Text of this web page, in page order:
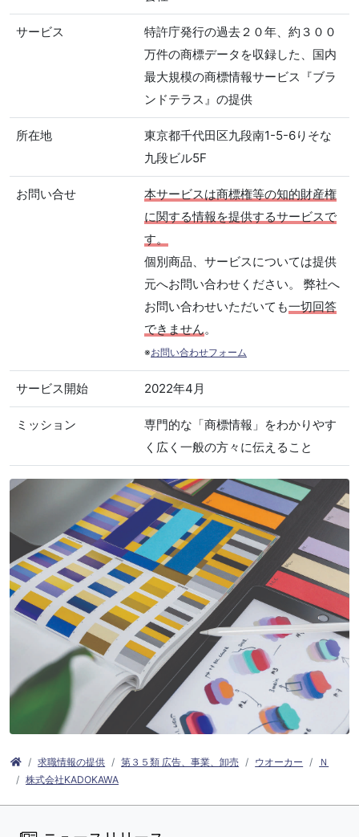
サービス
特許庁発行の過去２０年、約３００
万件の商標データを収録した、国内
最大規模の商標情報サービス『ブラ
ンドテラス』の提供
所在地
東京都千代田区九段南1-5-6りそな
九段ビル5F
お問い合せ
本サービスは商標権等の知的財産権
に関する情報を提供するサービスで
す。
個別商品、サービスについては提供
元へお問い合わせください。 弊社へ
お問い合わせいただいても一切回答
できません。
※お問い合わせフォーム
サービス開始 2022年4月
ミッション
専門的な「商標情報」をわかりやす
く広く一般の方々に伝えること
求職情報の提供 第３５類 広告、事業、卸売 ウオーカー
Ｎ
株式会社KADOKAWA